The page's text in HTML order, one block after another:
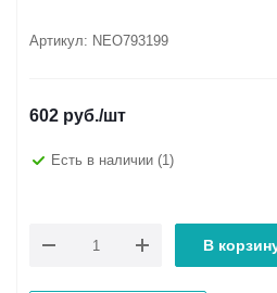
Артикул: NEO793199
602 руб./шт
Есть в наличии (1)
В